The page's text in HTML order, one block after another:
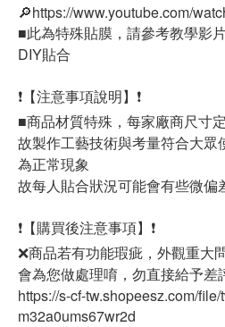
🔎https://www.youtube.com/
■此為特殊貼膜，請參考教學影
DIY貼合
❗【注意事項說明】❗
■商品材質特殊，每家廠商尺寸
故製作工藝技術與考量符合大眾
為正常現象
故每人貼合狀況可能會有些微偏
❗【購買後注意事項】❗
❌商品若有功能瑕疵，外觀重大
會為您做處理唷，勿直接給予差
https://s-cf-tw.shopeesz.com/
m32a0ums67wr2d